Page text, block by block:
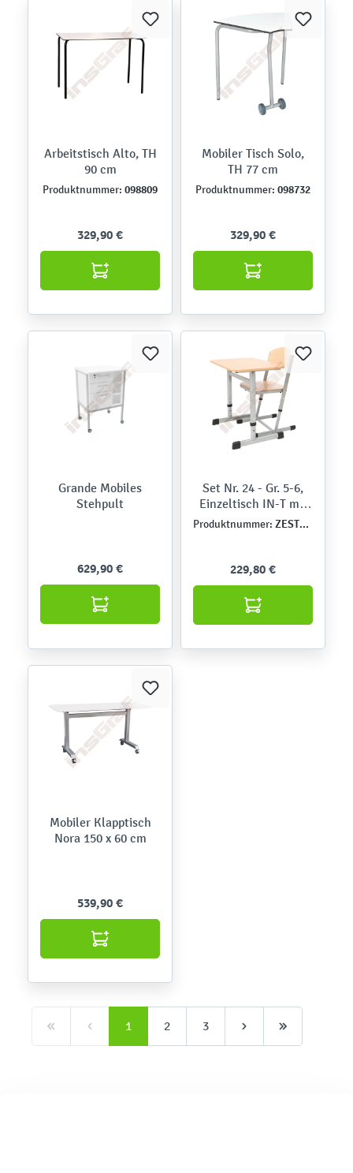
Arbeitstisch Alto, TH
90 cm
Produktnummer: 098809
329,90 €
Mobiler Tisch Solo,
TH 77 cm
Produktnummer: 098732
329,90 €
Grande Mobiles
Stehpult
629,90 €
Set Nr. 24 - Gr. 5-6,
Einzeltisch IN-T mit
Stuhl, hvstb., TH 71-
Produktnummer: ZEST5248
229,80 €
Mobiler Klapptisch
Nora 150 x 60 cm
539,90 €
1 2 3